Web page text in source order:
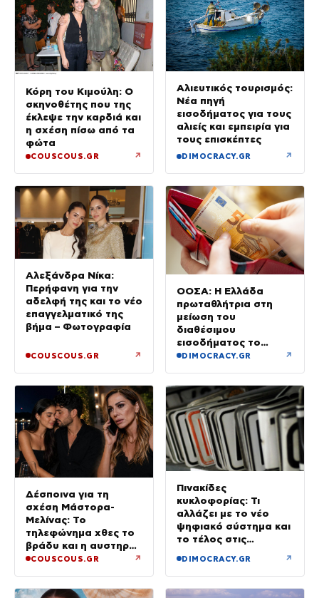
Κόρη του Κιμούλη: Ο
σκηνοθέτης που της
έκλεψε την καρδιά και
η σχέση πίσω από τα
φώτα
COUSCOUS.GR ↗
Αλιευτικός τουρισμός:
Νέα πηγή
εισοδήματος για τους
αλιείς και εμπειρία για
τους επισκέπτες
DIMOCRACY.GR ↗
Αλεξάνδρα Νίκα:
Περήφανη για την
αδελφή της και το νέο
επαγγελματικό της
βήμα – Φωτογραφία
COUSCOUS.GR ↗
ΟΟΣΑ: Η Ελλάδα
πρωταθλήτρια στη
μείωση του
διαθέσιμου
εισοδήματος το
πρώτο τρίμηνο του
DIMOCRACY.GR ↗
Δέσποινα για τη
σχέση Μάστορα-
Μελίνας: Το
τηλεφώνημα χθες το
βράδυ και η αυστηρή
προειδοποίηση
COUSCOUS.GR ↗
Πινακίδες
κυκλοφορίας: Τι
αλλάζει με το νέο
ψηφιακό σύστημα και
το τέλος στις
DIMOCRACY.GR ↗